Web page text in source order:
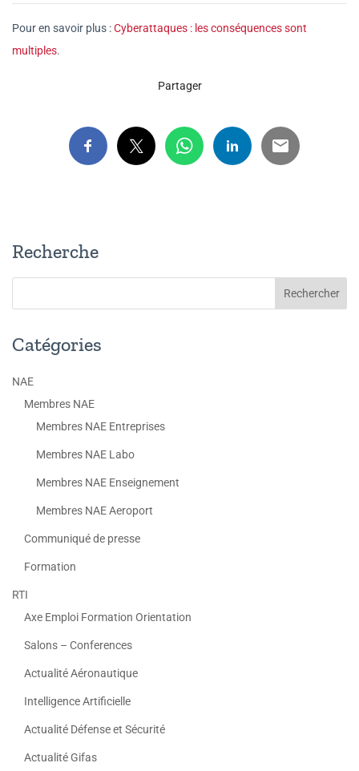
Pour en savoir plus :Cyberattaques : les conséquences sont
multiples.
Partager
Recherche
Catégories
NAE
Membres NAE
Membres NAE Entreprises
Membres NAE Labo
Membres NAE Enseignement
Membres NAE Aeroport
Communiqué de presse
Formation
RTI
Axe Emploi Formation Orientation
Salons – Conferences
Actualité Aéronautique
Intelligence Artificielle
Actualité Défense et Sécurité
Actualité Gifas